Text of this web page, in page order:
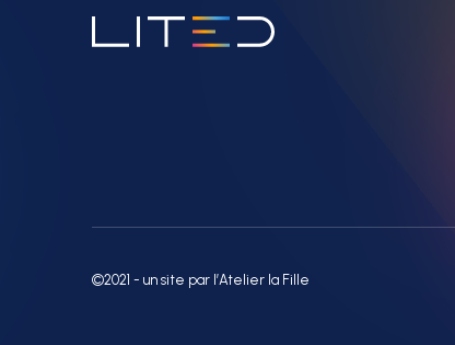
©2021 - un site par l’Atelier la Fille